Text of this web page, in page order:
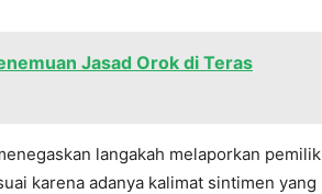
Jasad Orok di Teras
langakah melaporkan pemilik
karena adanya kalimat sintimen yang